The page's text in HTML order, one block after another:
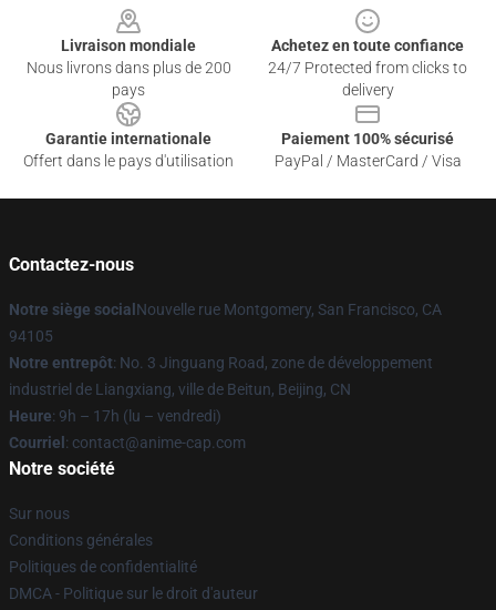
Livraison mondiale
Nous livrons dans plus de 200
pays
Achetez en toute confiance
24/7 Protected from clicks to
delivery
Garantie internationale
Offert dans le pays d'utilisation
Paiement 100% sécurisé
PayPal / MasterCard / Visa
Contactez-nous
Notre siège social Nouvelle rue Montgomery, San Francisco, CA
94105
Notre entrepôt: No. 3 Jinguang Road, zone de développement
industriel de Liangxiang, ville de Beitun, Beijing, CN
Heure: 9h – 17h (lu – vendredi)
Courriel : contact@anime-cap.com
Notre société
Sur nous
Conditions générales
Politiques de confidentialité
DMCA - Politique sur le droit d'auteur